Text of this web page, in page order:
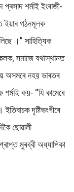
শৰ্মাই ইংৰাজী-
ইয়াৰ গঠনমূলক
।” সাহিত্যিক
সমাজে যথাস্থানত
অসমৰে নহয় ভাৰতৰ
কয়- “যি কামেৰে
দৃষ্টিভংগীৰে
ছোৱালী
মুৰব্বী অধ্যাপিকা